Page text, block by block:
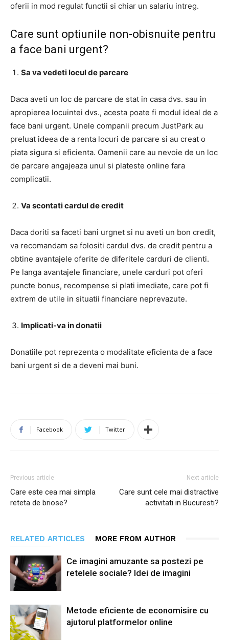
oferii in mod regulat functii si chiar un salariu intreg.
Care sunt optiunile non-obisnuite pentru
a face bani urgent?
Sa va vedeti locul de parcare
Daca aveti un loc de parcare de stat in casa dvs. sau in
apropierea locuintei dvs., acesta poate fi modul ideal de a
face bani urgent. Unele companii precum JustPark au
preluat ideea de a renta locuri de parcare si au creat o
piata sigura si eficienta. Oamenii care au nevoie de un loc
de parcare angajeaza unul si plateste online fara
complicatii.
Va scontati cardul de credit
Daca doriti sa faceti bani urgnet si nu aveti un bon credit,
va recomandam sa folositi cardul dvs. de credit pentru a
obtine avantajele oferite de diferitele carduri de clienti.
Pe langa avantajele financiare, unele carduri pot oferi
puncte bonus, recompense si plati imediate, care pot fi
extrem de utile in situatii financiare neprevazute.
Implicati-va in donatii
Donatiile pot reprezenta o modalitate eficienta de a face
bani urgent si de a deveni mai buni.
Facebook Twitter
Previous article
Care este cea mai simpla
reteta de briose?
Next article
Care sunt cele mai distractive
activitati in Bucuresti?
RELATED ARTICLES MORE FROM AUTHOR
Ce imagini amuzante sa postezi pe
retelele sociale? Idei de imagini
Metode eficiente de economisire cu
ajutorul platformelor online